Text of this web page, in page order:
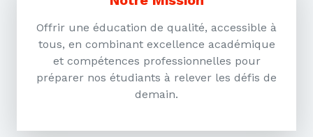
Offrir une éducation de qualité, accessible à
tous, en combinant excellence académique
et compétences professionnelles pour
préparer nos étudiants à relever les défis de
demain.